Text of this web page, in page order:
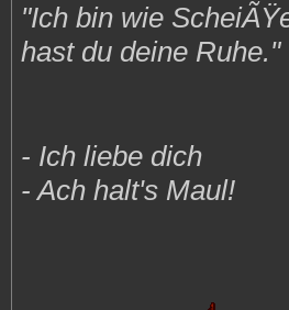
"Ich bin wie
hast du deine
- Ich liebe dich
- Ach halt's Maul!